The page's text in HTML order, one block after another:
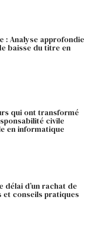
: Analyse approfondie
baisse du titre en
qui ont transformé
civile
en informatique
délai d’un rachat de
et conseils pratiques